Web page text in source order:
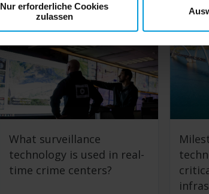
Nur erforderliche Cookies
zulassen
What surveillance
technology is used in real-
time crime centers?